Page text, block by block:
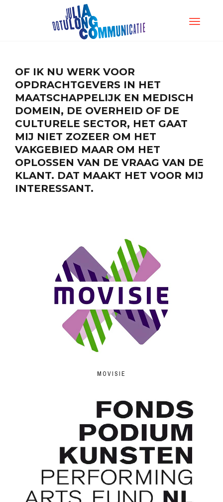
TOGGLE
OF IK NU WERK VOOR
OPDRACHTGEVERS IN HET
MAATSCHAPPELIJK EN MEDISCH
DOMEIN, DE OVERHEID OF DE
CULTURELE SECTOR, HET GAAT
MIJ NIET ZOZEER OM HET
VAKGEBIED MAAR OM HET
OPLOSSEN VAN DE VRAAG VAN DE
KLANT. DAT MAAKT HET VOOR MIJ
INTERESSANT.
MOVISIE